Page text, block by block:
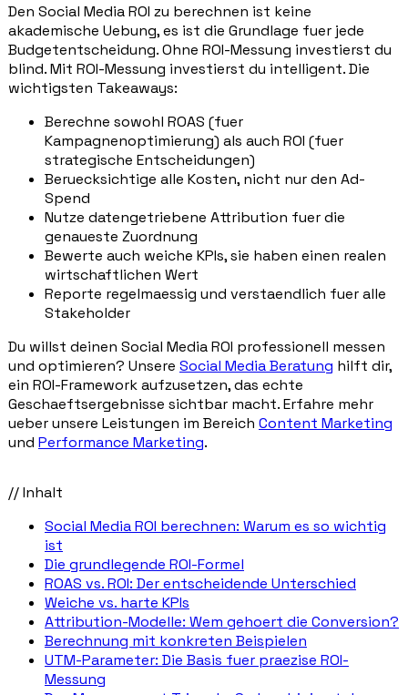
Den Social Media ROI zu berechnen ist keine
akademische Uebung, es ist die Grundlage fuer jede
Budgetentscheidung. Ohne ROI-Messung investierst du
blind. Mit ROI-Messung investierst du intelligent. Die
wichtigsten Takeaways:
Berechne sowohl ROAS (fuer
Kampagnenoptimierung) als auch ROI (fuer
strategische Entscheidungen)
Beruecksichtige alle Kosten, nicht nur den Ad-
Spend
Nutze datengetriebene Attribution fuer die
genaueste Zuordnung
Bewerte auch weiche KPIs, sie haben einen realen
wirtschaftlichen Wert
Reporte regelmaessig und verstaendlich fuer alle
Stakeholder
Du willst deinen Social Media ROI professionell messen
und optimieren? Unsere Social Media Beratung hilft dir,
ein ROI-Framework aufzusetzen, das echte
Geschaeftsergebnisse sichtbar macht. Erfahre mehr
ueber unsere Leistungen im Bereich Content Marketing
und Performance Marketing.
// Inhalt
Social Media ROI berechnen: Warum es so wichtig
ist
Die grundlegende ROI-Formel
ROAS vs. ROI: Der entscheidende Unterschied
Weiche vs. harte KPIs
Attribution-Modelle: Wem gehoert die Conversion?
Berechnung mit konkreten Beispielen
UTM-Parameter: Die Basis fuer praezise ROI-
Messung